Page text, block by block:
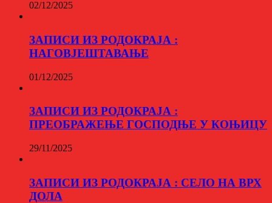
02/12/2025
ЗАПИСИ ИЗ РОДОКРАЈА :
НАГОВЈЕШТАВАЊЕ
01/12/2025
ЗАПИСИ ИЗ РОДОКРАЈА :
ПРЕОБРАЖЕЊЕ ГОСПОДЊЕ У КОЊИЦУ
29/11/2025
ЗАПИСИ ИЗ РОДОКРАЈА : СЕЛО НА ВРХ
ДОЛА